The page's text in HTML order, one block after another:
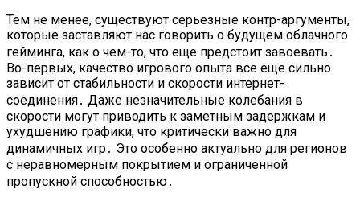
Тем не менее, существуют серьезные контр-аргументы,
которые заставляют нас говорить о будущем облачного
гейминга, как о чем-то, что еще предстоит завоевать․
Во-первых, качество игрового опыта все еще сильно
зависит от стабильности и скорости интернет-
соединения․ Даже незначительные колебания в
скорости могут приводить к заметным задержкам и
ухудшению графики, что критически важно для
динамичных игр․ Это особенно актуально для регионов
с неравномерным покрытием и ограниченной
пропускной способностью․